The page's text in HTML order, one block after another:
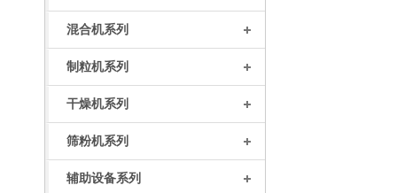
混合机系列
制粒机系列
干燥机系列
筛粉机系列
辅助设备系列